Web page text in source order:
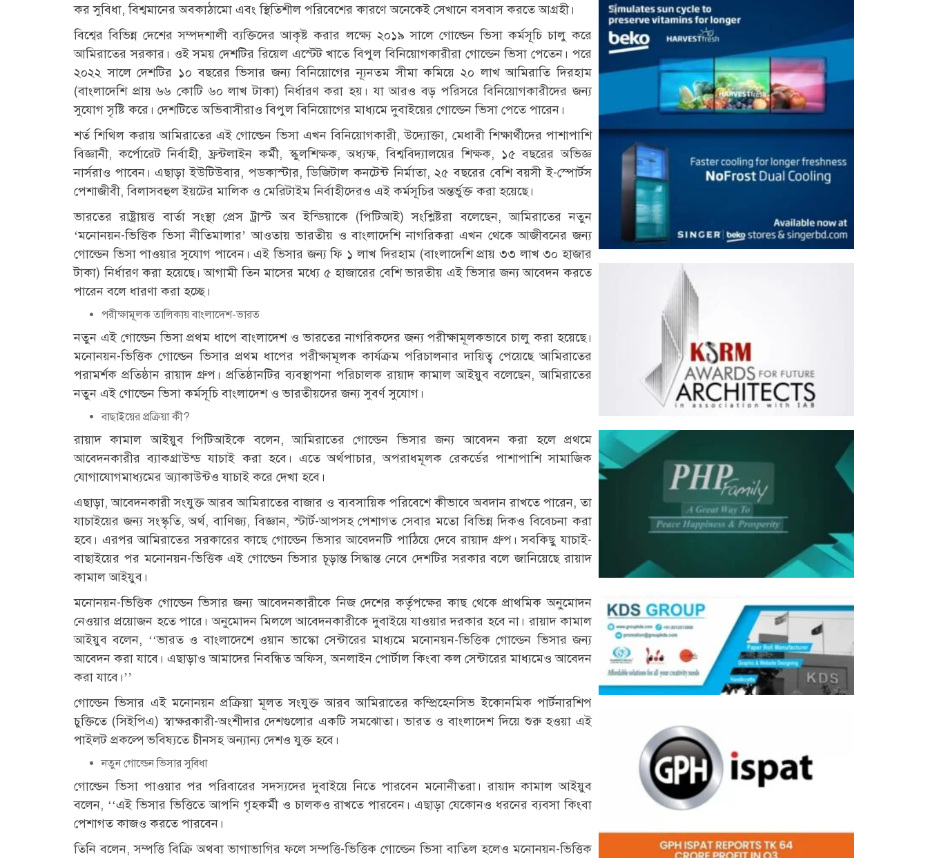
কর সুবিধা, বিশ্বমানের অবকাঠামো এবং স্থিতিশীল পরিবেশের কারণে অনেকেই সেখানে বসবাস করতে আগ্রহী।
বিশ্বের বিভিন্ন দেশের সম্পদশালী ব্যক্তিদের আকৃষ্ট করার লক্ষ্যে ২০১৯ সালে গোল্ডেন ভিসা কর্মসূচি চালু করে
আমিরাতের সরকার। ওই সময় দেশটির রিয়েল এস্টেট খাতে বিপুল বিনিয়োগকারীরা গোল্ডেন ভিসা পেতেন। পরে
২০২২ সালে দেশটির ১০ বছরের ভিসার জন্য বিনিয়োগের ন্যূনতম সীমা কমিয়ে ২০ লাখ আমিরাতি দিরহাম
(বাংলাদেশি প্রায় ৬৬ কোটি ৬০ লাখ টাকা) নির্ধারণ করা হয়। যা আরও বড় পরিসরে বিনিয়োগকারীদের জন্য
সুযোগ সৃষ্টি করে। দেশটিতে অভিবাসীরাও বিপুল বিনিয়োগের মাধ্যমে দুবাইয়ের গোল্ডেন ভিসা পেতে পারেন।
শর্ত শিথিল করায় আমিরাতের এই গোল্ডেন ভিসা এখন বিনিয়োগকারী, উদ্যোক্তা, মেধাবী শিক্ষার্থীদের পাশাপাশি
বিজ্ঞানী, কর্পোরেট নির্বাহী, ফ্রন্টলাইন কর্মী, স্কুলশিক্ষক, অধ্যক্ষ, বিশ্ববিদ্যালয়ের শিক্ষক, ১৫ বছরের অভিজ্ঞ
নার্সরাও পাবেন। এছাড়া ইউটিউবার, পডকাস্টার, ডিজিটাল কনটেন্ট নির্মাতা, ২৫ বছরের বেশি বয়সী ই-স্পোর্টস
পেশাজীবী, বিলাসবহুল ইয়টের মালিক ও মেরিটাইম নির্বাহীদেরও এই কর্মসূচির অন্তর্ভুক্ত করা হয়েছে।
ভারতের রাষ্ট্রায়ত্ত বার্তা সংস্থা প্রেস ট্রাস্ট অব ইন্ডিয়াকে (পিটিআই) সংশ্লিষ্টরা বলেছেন, আমিরাতের নতুন
‌‘মনোনয়ন-ভিত্তিক ভিসা নীতিমালার’ আওতায় ভারতীয় ও বাংলাদেশি নাগরিকরা এখন থেকে আজীবনের জন্য
গোল্ডেন ভিসা পাওয়ার সুযোগ পাবেন। এই ভিসার জন্য ফি ১ লাখ দিরহাম (বাংলাদেশি প্রায় ৩৩ লাখ ৩০ হাজার
টাকা) নির্ধারণ করা হয়েছে। আগামী তিন মাসের মধ্যে ৫ হাজারের বেশি ভারতীয় এই ভিসার জন্য আবেদন করতে
পারেন বলে ধারণা করা হচ্ছে।
পরীক্ষামূলক তালিকায় বাংলাদেশ-ভারত
নতুন এই গোল্ডেন ভিসা প্রথম ধাপে বাংলাদেশ ও ভারতের নাগরিকদের জন্য পরীক্ষামূলকভাবে চালু করা হয়েছে।
মনোনয়ন-ভিত্তিক গোল্ডেন ভিসার প্রথম ধাপের পরীক্ষামূলক কার্যক্রম পরিচালনার দায়িত্ব পেয়েছে আমিরাতের
পরামর্শক প্রতিষ্ঠান রায়াদ গ্রুপ। প্রতিষ্ঠানটির ব্যবস্থাপনা পরিচালক রায়াদ কামাল আইয়ুব বলেছেন, আমিরাতের
নতুন এই গোল্ডেন ভিসা কর্মসূচি বাংলাদেশ ও ভারতীয়দের জন্য সুবর্ণ সুযোগ।
বাছাইয়ের প্রক্রিয়া কী?
রায়াদ কামাল আইয়ুব পিটিআইকে বলেন, আমিরাতের গোল্ডেন ভিসার জন্য আবেদন করা হলে প্রথমে
আবেদনকারীর ব্যাকগ্রাউন্ড যাচাই করা হবে। এতে অর্থপাচার, অপরাধমূলক রেকর্ডের পাশাপাশি সামাজিক
যোগাযোগমাধ্যমের অ্যাকাউন্টও যাচাই করে দেখা হবে।
এছাড়া, আবেদনকারী সংযুক্ত আরব আমিরাতের বাজার ও ব্যবসায়িক পরিবেশে কীভাবে অবদান রাখতে পারেন, তা
যাচাইয়ের জন্য সংস্কৃতি, অর্থ, বাণিজ্য, বিজ্ঞান, স্টার্ট-আপসহ পেশাগত সেবার মতো বিভিন্ন দিকও বিবেচনা করা
হবে। এরপর আমিরাতের সরকারের কাছে গোল্ডেন ভিসার আবেদনটি পাঠিয়ে দেবে রায়াদ গ্রুপ। সবকিছু যাচাই-
বাছাইয়ের পর মনোনয়ন-ভিত্তিক এই গোল্ডেন ভিসার চূড়ান্ত সিদ্ধান্ত নেবে দেশটির সরকার বলে জানিয়েছে রায়াদ
কামাল আইয়ুব।
মনোনয়ন-ভিত্তিক গোল্ডেন ভিসার জন্য আবেদনকারীকে নিজ দেশের কর্তৃপক্ষের কাছ থেকে প্রাথমিক অনুমোদন
নেওয়ার প্রয়োজন হতে পারে। অনুমোদন মিললে আবেদনকারীকে দুবাইয়ে যাওয়ার দরকার হবে না। রায়াদ কামাল
আইয়ুব বলেন, ‘‘ভারত ও বাংলাদেশে ওয়ান ভাস্কো সেন্টারের মাধ্যমে মনোনয়ন-ভিত্তিক গোল্ডেন ভিসার জন্য
আবেদন করা যাবে। এছাড়াও আমাদের নিবন্ধিত অফিস, অনলাইন পোর্টাল কিংবা কল সেন্টারের মাধ্যমেও আবেদন
করা যাবে।’’
গোল্ডেন ভিসার এই মনোনয়ন প্রক্রিয়া মূলত সংযুক্ত আরব আমিরাতের কম্প্রিহেনসিভ ইকোনমিক পার্টনারশিপ
চুক্তিতে (সিইপিএ) স্বাক্ষরকারী-অংশীদার দেশগুলোর একটি সমঝোতা। ভারত ও বাংলাদেশ দিয়ে শুরু হওয়া এই
পাইলট প্রকল্পে ভবিষ্যতে চীনসহ অন্যান্য দেশও যুক্ত হবে।
নতুন গোল্ডেন ভিসার সুবিধা
গোল্ডেন ভিসা পাওয়ার পর পরিবারের সদস্যদের দুবাইয়ে নিতে পারবেন মনোনীতরা। রায়াদ কামাল আইয়ুব
বলেন, ‘‘এই ভিসার ভিত্তিতে আপনি গৃহকর্মী ও চালকও রাখতে পারবেন। এছাড়া যেকোনও ধরনের ব্যবসা কিংবা
পেশাগত কাজও করতে পারবেন।
তিনি বলেন, সম্পত্তি বিক্রি অথবা ভাগাভাগির ফলে সম্পত্তি-ভিত্তিক গোল্ডেন ভিসা বাতিল হলেও মনোনয়ন-ভিত্তিক